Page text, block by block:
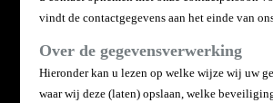
vindt de contactgegevens aan het einde van
Over de gegevensverwerking
Hieronder kan u lezen op welke wijze wij uw
waar wij deze (laten) opslaan, welke